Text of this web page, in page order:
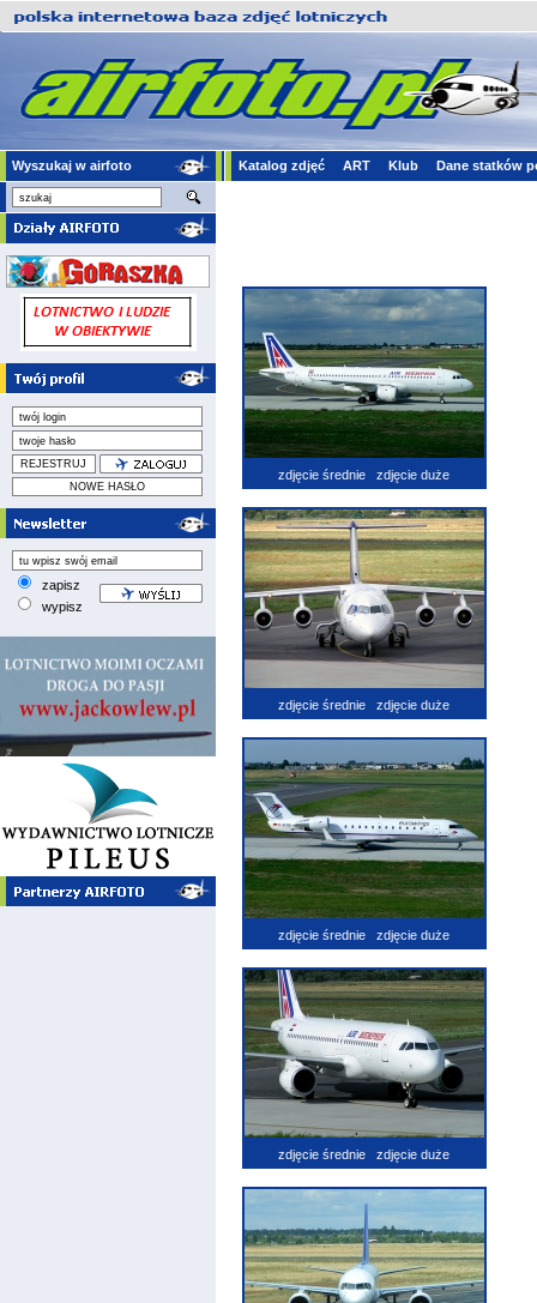
Wyszukaj w airfoto Katalog zdjęć ART Klub Dane statków
zapisz
wypisz
zdjęcie średnie zdjęcie duże
zdjęcie średnie zdjęcie duże
zdjęcie średnie zdjęcie duże
zdjęcie średnie zdjęcie duże